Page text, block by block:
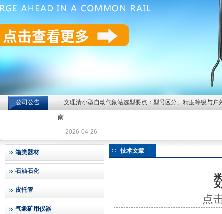
北京北拓仪器设备有限公司
公司公告 一文理清小型自动气象站选型要点：型号区分、精度等级与户
南
2026-04-26
箱类器材
石油石化
皮托管
气象矿用仪器
技术文章
点